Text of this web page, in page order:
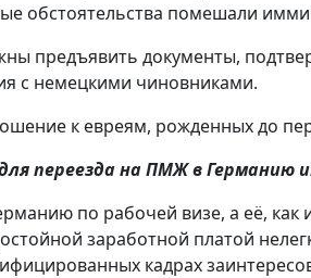
обстоятельства помешали
предъявить документы,
с немецкими чиновниками.
к евреям, рожденных до
переезда на ПМЖ в Германию
по рабочей визе, а её, как
заработной платой
кадрах